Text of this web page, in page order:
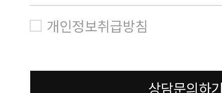
개인정보취급방침
상담문의하